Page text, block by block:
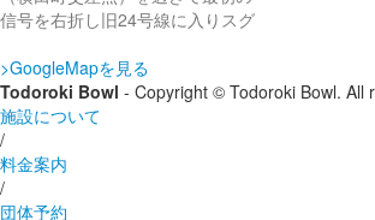
信号を右折し旧24号線に入りスグ
>GoogleMapを見る
Todoroki Bowl - Copyright © Todoroki Bowl. All
施設について
/
料金案内
/
団体予約